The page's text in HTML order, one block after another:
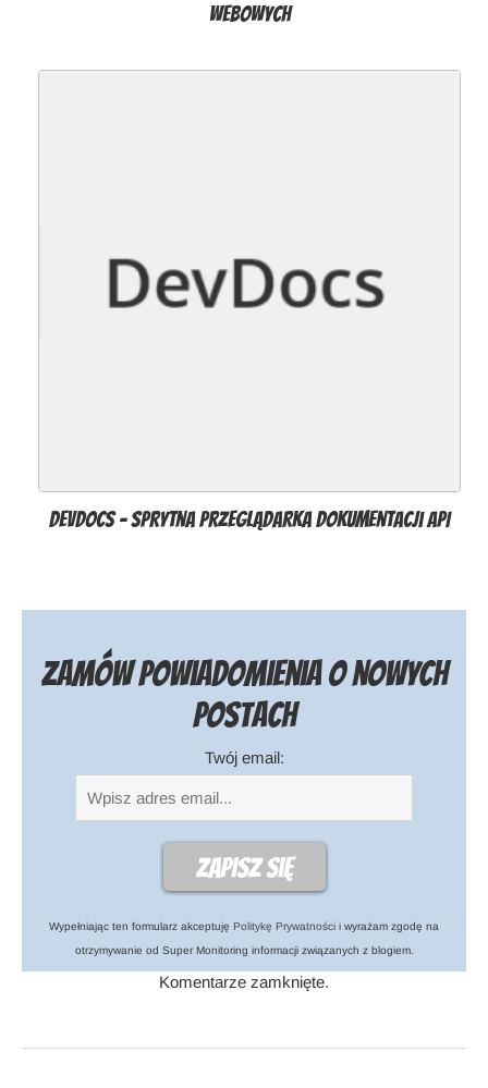
webowych
DevDocs – sprytna przeglądarka dokumentacji API
Zamów powiadomienia o nowych
postach
Twój email:
Wypełniając ten formularz akceptuję Politykę Prywatności i wyrażam zgodę na
otrzymywanie od Super Monitoring informacji związanych z blogiem.
Komentarze zamknięte.